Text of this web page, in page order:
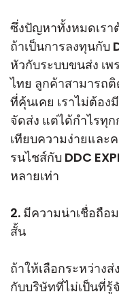
ซึ่งปัญหาทั้งหมดเรา
ถ้าเป็นการลงทุนกับ
หัวกับระบบขนส่ง เ
ไทย ลูกค้าสามารถ
ที่คุ้นเคย เราไม่ต้อ
จัดส่ง แต่ได้กำไรทุ
เทียบความง่ายและ
รนไชส์กับ DDC
หลายเท่า
2. มีความน่าเชื่อถือ
สั้น
ถ้าให้เลือกระหว่าง
กับบริษัทที่ไม่เป็นที่รู้